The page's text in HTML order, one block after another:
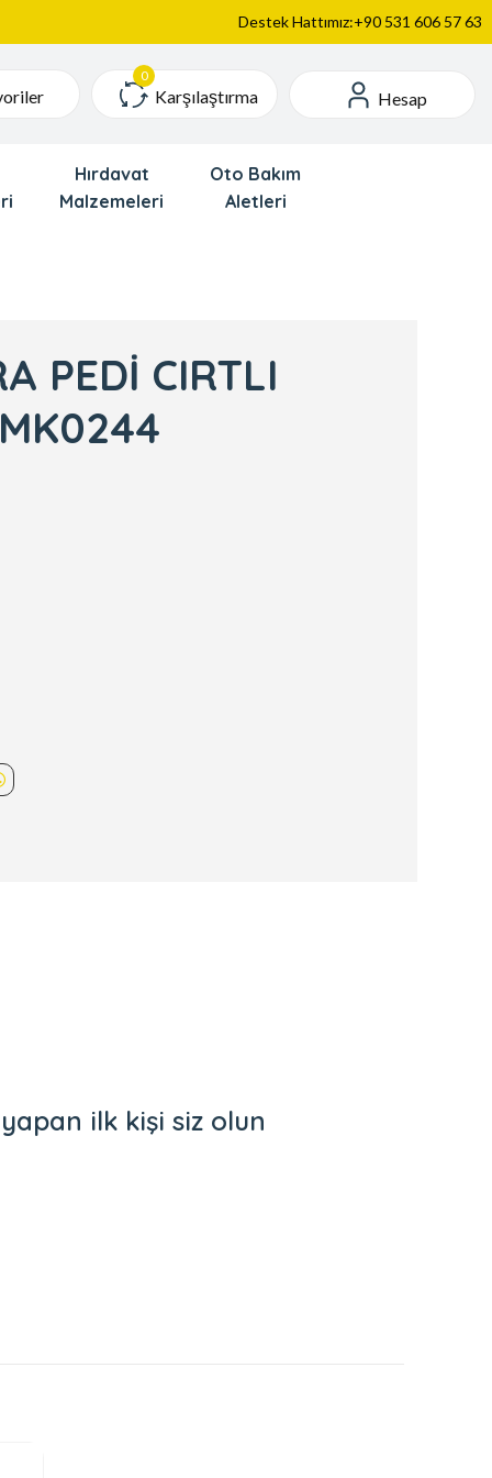
Destek Hattımız:+90 531 606 57 63
Karşılaştırma Hesap
Hırdavat
Malzemeleri
Oto Bakım
Aletleri
PEDİ CIRTLI
yapan ilk kişi siz olun